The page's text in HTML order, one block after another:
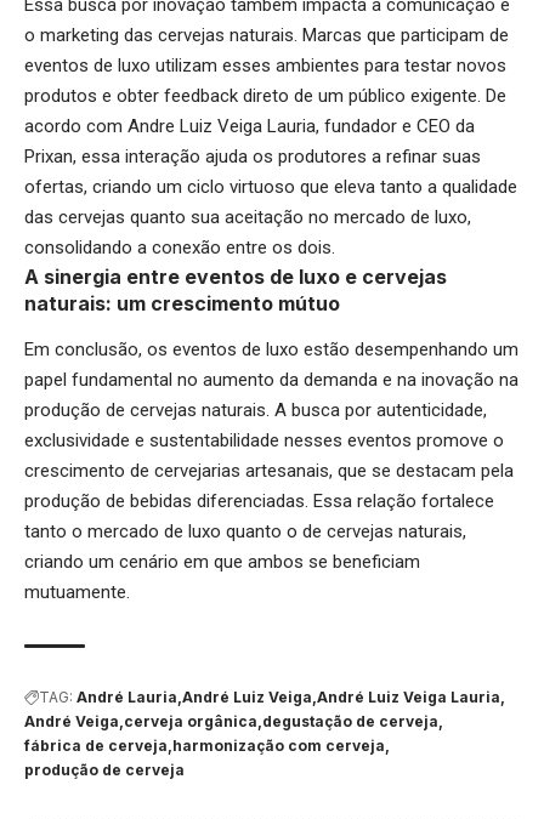
Essa busca por inovação também impacta a comunicação e
o marketing das cervejas naturais. Marcas que participam de
eventos de luxo utilizam esses ambientes para testar novos
produtos e obter feedback direto de um público exigente. De
acordo com Andre Luiz Veiga Lauria, fundador e CEO da
Prixan, essa interação ajuda os produtores a refinar suas
ofertas, criando um ciclo virtuoso que eleva tanto a qualidade
das cervejas quanto sua aceitação no mercado de luxo,
consolidando a conexão entre os dois.
A sinergia entre eventos de luxo e cervejas
naturais: um crescimento mútuo
Em conclusão, os eventos de luxo estão desempenhando um
papel fundamental no aumento da demanda e na inovação na
produção de cervejas naturais. A busca por autenticidade,
exclusividade e sustentabilidade nesses eventos promove o
crescimento de cervejarias artesanais, que se destacam pela
produção de bebidas diferenciadas. Essa relação fortalece
tanto o mercado de luxo quanto o de cervejas naturais,
criando um cenário em que ambos se beneficiam
mutuamente.
TAG: André Lauria André Luiz Veiga André Luiz Veiga Lauria
André Veiga cerveja orgânica degustação de cerveja
fábrica de cerveja harmonização com cerveja
produção de cerveja